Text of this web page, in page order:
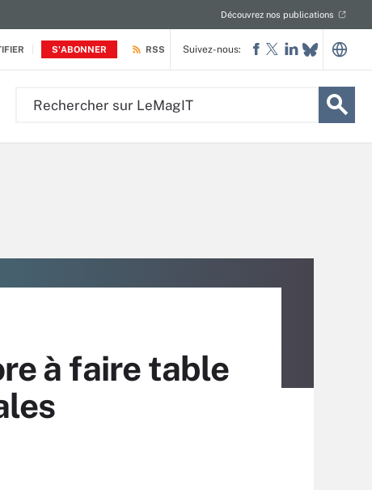
S'ABONNER
Découvrez nos publications
RSS Suivez-nous:
à faire table